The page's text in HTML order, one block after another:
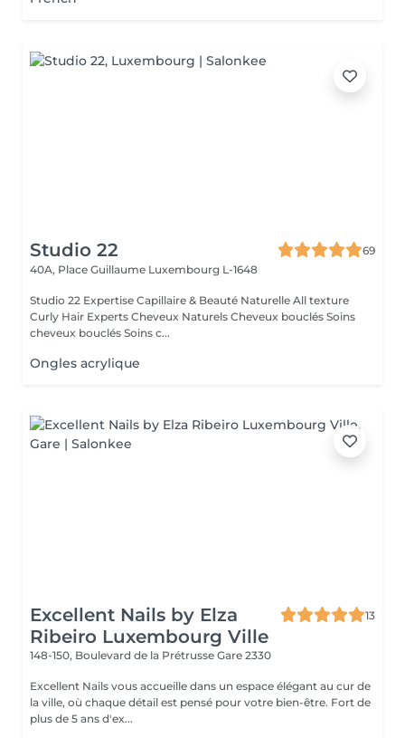
Studio 22
69
40A, Place Guillaume Luxembourg L-1648
Studio 22 Expertise Capillaire & Beauté Naturelle All texture
Curly Hair Experts Cheveux Naturels Cheveux bouclés Soins
cheveux bouclés Soins c...
Ongles acrylique
Excellent Nails by Elza
Ribeiro Luxembourg Ville
13
148-150, Boulevard de la Prétrusse Gare 2330
Excellent Nails vous accueille dans un espace élégant au cur de
la ville, où chaque détail est pensé pour votre bien-être. Fort de
plus de 5 ans d'ex...